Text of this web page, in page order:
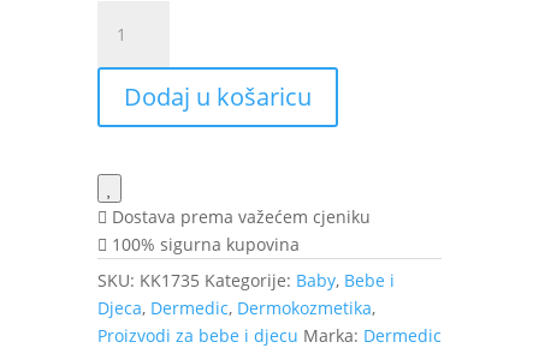
Baby
Linum
specijalna
zaštitna
50
ml
količina
Dodaj u košaricu
Dostava prema važećem cjeniku
100% sigurna kupovina
SKU: KK1735 Kategorije: Baby, Bebe i
Djeca, Dermedic, Dermokozmetika,
Proizvodi za bebe i djecu Marka: Dermedic